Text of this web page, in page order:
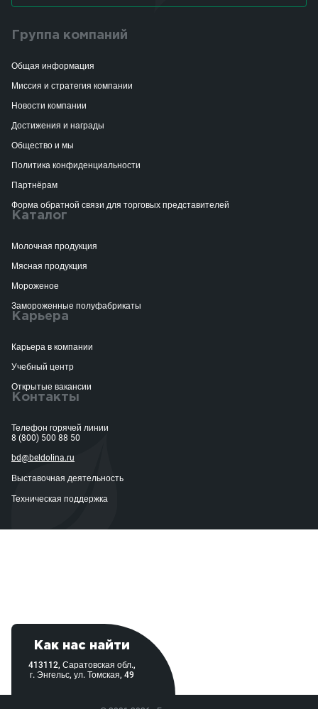
Группа компаний
Общая информация
Миссия и стратегия компании
Новости компании
Достижения и награды
Общество и мы
Политика конфиденциальности
Партнёрам
Форма обратной связи для торговых представителей
Каталог
Молочная продукция
Мясная продукция
Мороженое
Замороженные полуфабрикаты
Карьера
Карьера в компании
Учебный центр
Открытые вакансии
Контакты
Телефон горячей линии
8 (800) 500 88 50
bd@beldolina.ru
Выставочная деятельность
Техническая поддержка
Как нас найти
413112, Саратовская обл.,
г. Энгельс, ул. Томская, 49